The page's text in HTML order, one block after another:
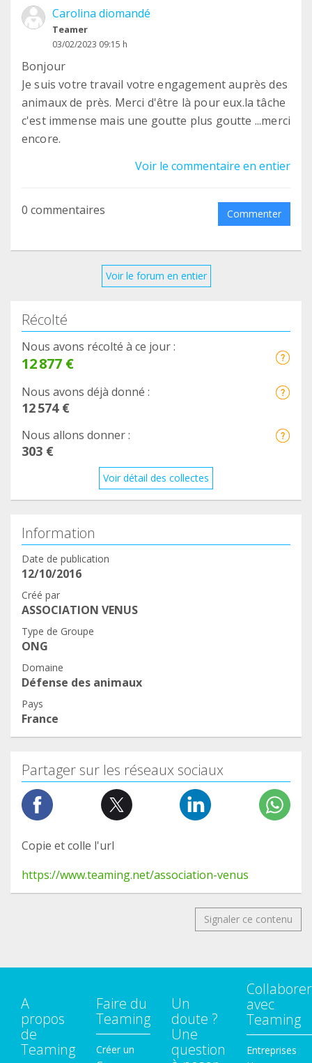
Carolina diomandé
Teamer
03/02/2023 09:15 h
Bonjour
Je suis votre travail votre engagement auprès des
animaux de près. Merci d'être là pour eux.la tâche
c'est immense mais une goutte plus goutte ...merci
encore.
Voir le commentaire en entier
0 commentaires Commenter
Voir le forum en entier
Récolté
Nous avons récolté à ce jour :
12 877 €
Nous avons déjà donné :
12 574 €
Nous allons donner :
303 €
Voir détail des collectes
Information
Date de publication
12/10/2016
Créé par
ASSOCIATION VENUS
Type de Groupe
ONG
Domaine
Défense des animaux
Pays
France
Partager sur les réseaux sociaux
Copie et colle l'url
https://www.teaming.net/association-venus
Signaler ce contenu
A
propos
de
Teaming
Faire du
Teaming
Créer un
Un
doute ?
Une
question
Collaborer
avec
Teaming
Entreprises